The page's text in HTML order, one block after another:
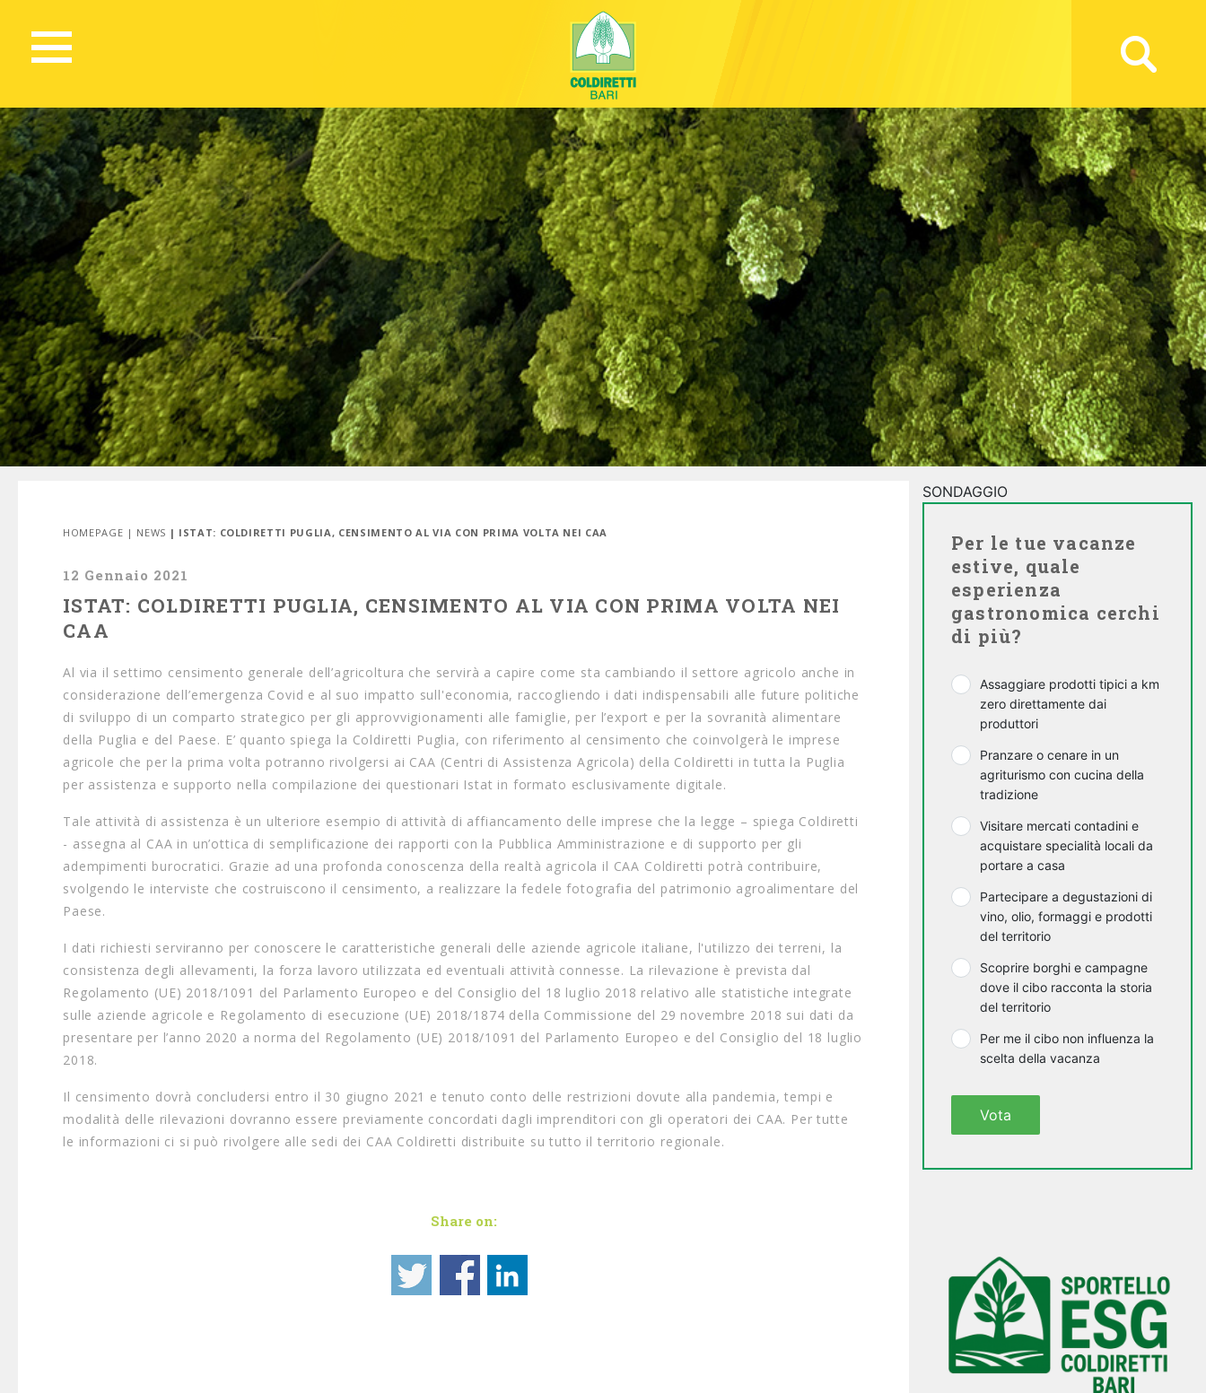
HOMEPAGE | NEWS | ISTAT: COLDIRETTI PUGLIA, CENSIMENTO AL VIA CON PRIMA VOLTA NEI CAA
12 Gennaio 2021
ISTAT: COLDIRETTI PUGLIA, CENSIMENTO AL VIA CON PRIMA VOLTA NEI
CAA
Al via il settimo censimento generale dell’agricoltura che servirà a capire come sta cambiando il settore agricolo anche in
considerazione dell’emergenza Covid e al suo impatto sull'economia, raccogliendo i dati indispensabili alle future politiche
di sviluppo di un comparto strategico per gli approvvigionamenti alle famiglie, per l’export e per la sovranità alimentare
della Puglia e del Paese. E’ quanto spiega la Coldiretti Puglia, con riferimento al censimento che coinvolgerà le imprese
agricole che per la prima volta potranno rivolgersi ai CAA (Centri di Assistenza Agricola) della Coldiretti in tutta la Puglia
per assistenza e supporto nella compilazione dei questionari Istat in formato esclusivamente digitale.
Tale attività di assistenza è un ulteriore esempio di attività di affiancamento delle imprese che la legge – spiega Coldiretti
- assegna al CAA in un’ottica di semplificazione dei rapporti con la Pubblica Amministrazione e di supporto per gli
adempimenti burocratici. Grazie ad una profonda conoscenza della realtà agricola il CAA Coldiretti potrà contribuire,
svolgendo le interviste che costruiscono il censimento, a realizzare la fedele fotografia del patrimonio agroalimentare del
Paese.
I dati richiesti serviranno per conoscere le caratteristiche generali delle aziende agricole italiane, l'utilizzo dei terreni, la
consistenza degli allevamenti, la forza lavoro utilizzata ed eventuali attività connesse. La rilevazione è prevista dal
Regolamento (UE) 2018/1091 del Parlamento Europeo e del Consiglio del 18 luglio 2018 relativo alle statistiche integrate
sulle aziende agricole e Regolamento di esecuzione (UE) 2018/1874 della Commissione del 29 novembre 2018 sui dati da
presentare per l’anno 2020 a norma del Regolamento (UE) 2018/1091 del Parlamento Europeo e del Consiglio del 18 luglio
2018.
Il censimento dovrà concludersi entro il 30 giugno 2021 e tenuto conto delle restrizioni dovute alla pandemia, tempi e
modalità delle rilevazioni dovranno essere previamente concordati dagli imprenditori con gli operatori dei CAA. Per tutte
le informazioni ci si può rivolgere alle sedi dei CAA Coldiretti distribuite su tutto il territorio regionale.
Share on:
SONDAGGIO
Per le tue vacanze
estive, quale
esperienza
gastronomica cerchi
di più?
Assaggiare prodotti tipici a km
zero direttamente dai
produttori
Pranzare o cenare in un
agriturismo con cucina della
tradizione
Visitare mercati contadini e
acquistare specialità locali da
portare a casa
Partecipare a degustazioni di
vino, olio, formaggi e prodotti
del territorio
Scoprire borghi e campagne
dove il cibo racconta la storia
del territorio
Per me il cibo non influenza la
scelta della vacanza
Vota